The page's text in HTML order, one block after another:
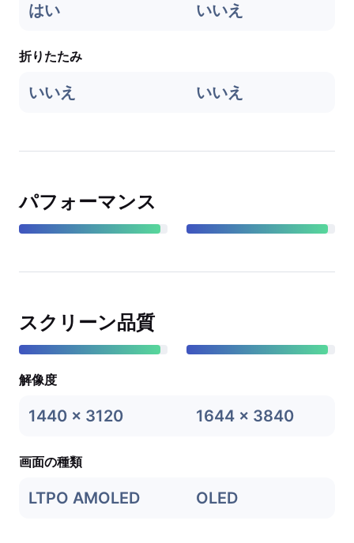
はい いいえ
折りたたみ
いいえ いいえ
パフォーマンス
スクリーン品質
解像度
1440 x 3120 1644 x 3840
画面の種類
LTPO AMOLED OLED